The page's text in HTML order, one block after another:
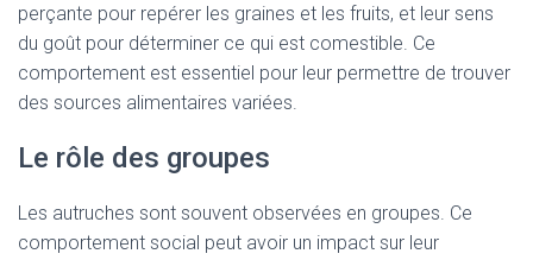
perçante pour repérer les graines et les fruits, et leur sens
du goût pour déterminer ce qui est comestible. Ce
comportement est essentiel pour leur permettre de trouver
des sources alimentaires variées.
Le rôle des groupes
Les autruches sont souvent observées en groupes. Ce
comportement social peut avoir un impact sur leur